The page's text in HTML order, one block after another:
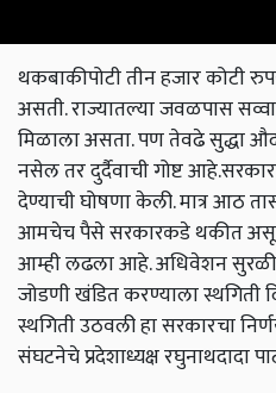
थकबाकीपोटी तीन हजार कोटी
असती. राज्यातल्या जवळपास सव्वा
मिळाला असता. पण तेवढे सुद्धा
नसेल तर दुर्दैवाची गोष्ट आहे.
देण्याची घोषणा केली. मात्र आठ
आमचेच पैसे सरकारकडे थकीत असून
आम्ही लढला आहे. अधिवेशन
जोडणी खंडित करण्याला
स्थगिती उठवली हा सरकारचा
संघटनेचे प्रदेशाध्यक्ष रघुनाथदादा